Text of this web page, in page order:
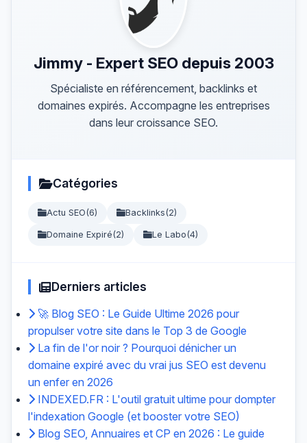
Jimmy - Expert SEO depuis 2003
Spécialiste en référencement, backlinks et
domaines expirés. Accompagne les entreprises
dans leur croissance SEO.
Catégories
Actu SEO(6) Backlinks(2)
Domaine Expiré(2) Le Labo(4)
Derniers articles
🚀 Blog SEO : Le Guide Ultime 2026 pour
propulser votre site dans le Top 3 de Google
La fin de l'or noir ? Pourquoi dénicher un
domaine expiré avec du vrai jus SEO est devenu
un enfer en 2026
INDEXED.FR : L'outil gratuit ultime pour dompter
l'indexation Google (et booster votre SEO)
Blog SEO, Annuaires et CP en 2026 : Le guide